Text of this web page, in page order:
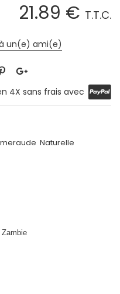
21.89 € T.T.C.
un(e) ami(e)
4X sans frais avec
Naturelle
Zambie